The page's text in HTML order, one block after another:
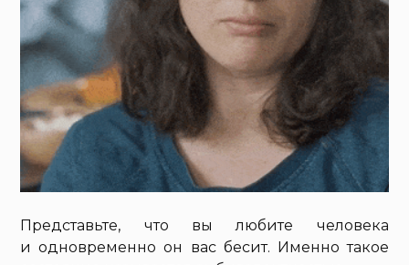
Представьте, что вы любите человека
и одновременно он вас бесит. Именно такое